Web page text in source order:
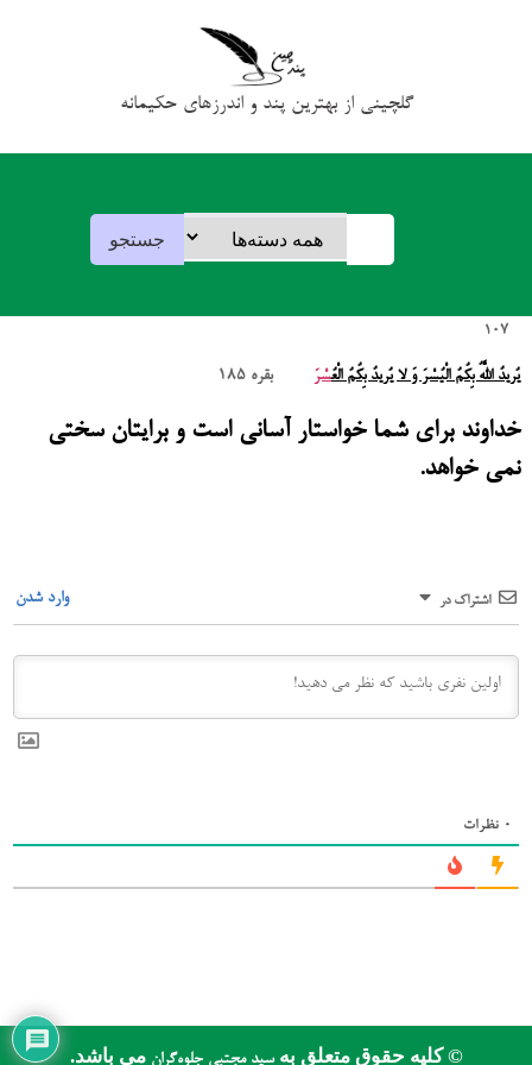
گلچینی از بهترین پند و اندرزهای حکیمانه
107
يُريدُ اللَّهُ بِکُمُ الْيُسْرَ وَ لا يُريدُ بِکُمُ الْعُسْرَ بقره 185
خداوند برای شما خواستار آسانی است و برایتان سختی
نمی خواهد.
اشتراک در وارد شدن
0 نظرات
© کلیه حقوق متعلق بهسید مجتبی جلوه‌گرانمی باشد.